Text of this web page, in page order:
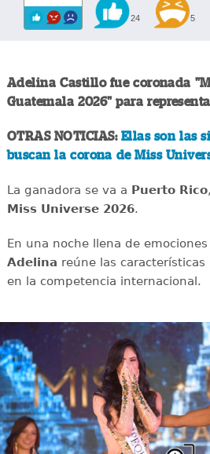
24 5
Adelina Castillo fue coronada
Guatemala 2026" para
OTRAS NOTICIAS: Ellas son las
buscan la corona de Miss
La ganadora se va a Puerto Rico
Miss Universe 2026.
En una noche llena de
Adelina reúne las
en la competencia internacional.